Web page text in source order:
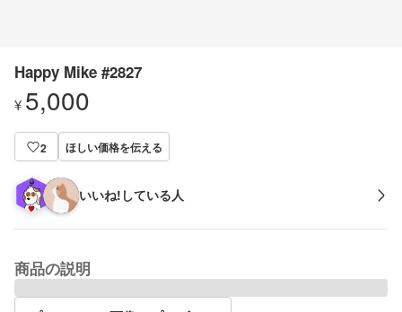
Happy Mike #2827
¥ 5,000
2 ほしい価格を伝える
いいね!している人
商品の説明